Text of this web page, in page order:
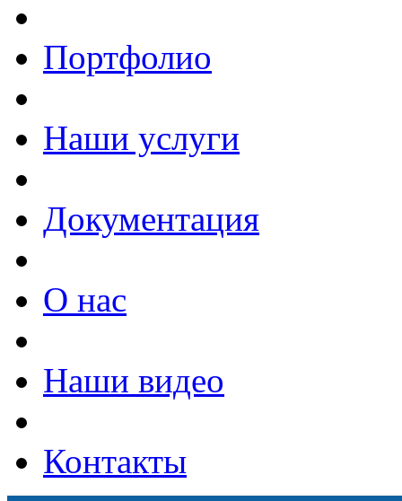
Портфолио
Наши услуги
Документация
О нас
Наши видео
Контакты